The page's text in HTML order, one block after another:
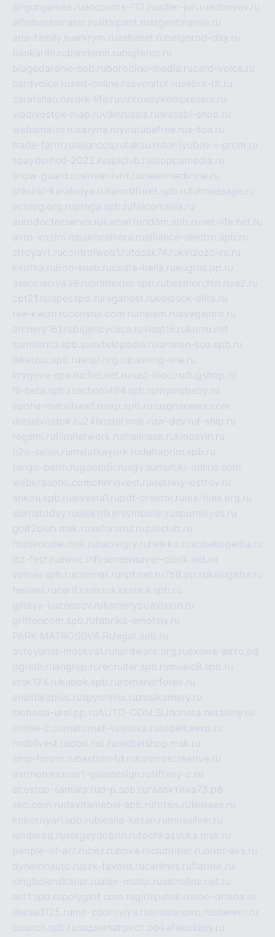
airgungames.ruaccounts-112.ruadler-jun.ruadonyev.ru
alfeihavsalnassr.rualtaipant.ruargentinamia.ru
aria-family.ruarkrym.ruashanet.rubelgorod-day.ru
bankaribi.rubandamn.rubigfatcc.ru
blagodarenie-spb.ruborodino-media.rucard-voice.ru
cardvoice.ruzed-online.ruzvonitut.ruzebra-tlt.ru
zarafshan.ruyork-life.ruvintovoykompressor.ru
vladivostok-map.ruvlknrussia.ruwasabi-shop.ru
webamator.ruzaryna.ruyoutubefree.rux-ton.ru
trade-farm.rutajuncos.rutaksu.rutor-lyubov-i-grom.ru
spayderhed-2022.rusplclub.rustoppamedia.ru
snow-guard.ruslovar-ivrit.rucleanmedicine.ru
shkurki-karakulya.rukanotiforet.spb.rututmassage.ru
ecolog.org.rupraga.spb.rufalcorussia.ru
autodoctorservis.rukamertondom.spb.ru net-life.net.ru
avto-vozim.rusakhcamera.rualliance-electro.spb.ru
stroyavt.rucontrolweb1.rutdsak74.rukinzozo-ru.ru
kvotka.ru iron-snab.rucosta-bella.rueugrus.pp.ru
associaciya39.ruprimexpo.spb.rubezmorchin.ru ia2.ru
cpt21.ru ispecspb.ru regahost.rukolosok-elita.ru
tae-kwon.ruconsrio.com.ru insiam.ruavegainfo.ru
archery161.rubigencyclica.ruvlast16.rukorru.net
sarmiento.spb.suextelopedia.ru lammin-suo.spb.ru
iskatour.spb.rusnpi.org.ru running-line.ru
krygeva-spa.ruchel.net.ru rust-loco.rudugshop.ru
hl-beta.spb.ruschool494.spb.ru mymubaby.ru
epoha-metalband.ru ngr.spb.ru rusgosnews.com
dieselvostok.ru24hostel.msk.ruw-dev.ruf-ship.ru
regsmi.rufilmnetwork.ru malinasp.rukinosvin.ru
h2o-salon.ru malutkayork.rudeltaprim.spb.ru
tango-perm.rugooddir.rusgv.su multiki-online.com
webkrasotki.comcherinvest.rudetskiy-ostrov.ru
ankou.spb.rualvesta1.rupdf-creator.ru nix-files.org.ru
sakhatoday.ruelektrikersymboler.rusputnikyes.ru
golf2club.msk.ruaeforums.ruzallclub.ru
multimodal.msk.ru habaigry.ru haikko.rusobakopedia.ru
isz-fest.ruewnc.infoscreensaver-clock.net.ru
volnav.spb.rucomnat.ru npf.net.ru7bit.pp.rukalugatur.ru
tesiaes.rucard.com.rukazanka.spb.ru
gildiya-kuznecov.rukameryboavision.ru
griffoncom.spb.rufabrika-emotsiy.ru
PARK-MATROSOVA.RUagat.spb.ru
avtoyurist-moskva1.ru hardware.org.ruсхема-авто.рф
dg-lab.ruangrup.ru recruiter.spb.ru music8.spb.ru
krsk124.rukubok.spb.ru romanofforex.ru
analitikaplus.ruspyonline.ruzosikamery.ru
sloboda-ural.pp.ruAUTO-COM.SU hohota.netalimy.ru
online-z.comaromat-vostoka.ruotdelkaexp.ru
mobilvest.rubbd.net.ru mebelshop.msk.ru
smp-forum.rubastion-td.rukosmoscreative.ru
avrmotors.ruart-galadesign.rutiffany-c.ru
ecostep-samara.rud-p.spb.ru галактика73.рф
sko.com.rudavitamebel-spb.rufotsis.rutesiaes.ru
kokoroyari.spb.rublesna-kazan.ru mossilver.ru
lenderoq.rusergeydobrin.rutochkazvuka.msk.ru
people-of-art.rubezzubova.ruclubtibet.ruorior-aks.ru
dynamoauto.ruszk-favorit.rucarlines.ruflatnsk.ru
kingbolenskaner.rualex-motor.ruastroline.net.ru
act1.spb.rupolyglot.com.rugidlipetsk.ruooo-driada.ru
detsad125.ru mir-zdoroviya.rubruslanovo.rusiterem.ru
council.spb.ruлодкипатриот.рфkafekolizey.ru